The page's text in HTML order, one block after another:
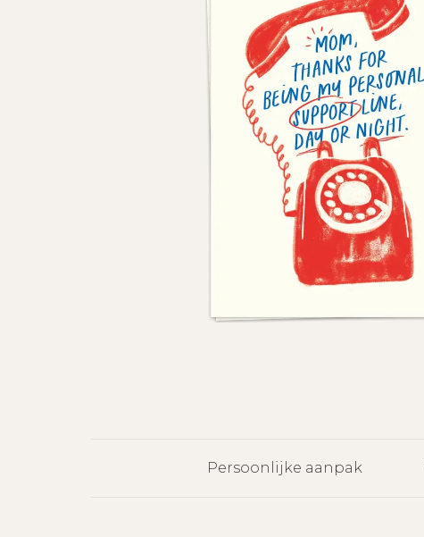
Persoonlijke aanpak